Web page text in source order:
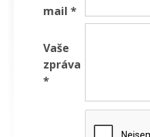
mail *
Vaše
zpráva
*